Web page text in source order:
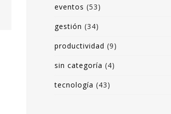
Busco ofrecer un formato de micro-posts que
narren mis experiencias en torno a la
análisis de datos. Desde herramientas de apoyo
eventos (53)
gestión (34)
productividad (9)
sin categoría (4)
tecnología (43)